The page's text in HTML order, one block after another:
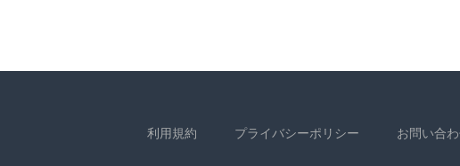
利用規約 プライバシーポリシー お問い合